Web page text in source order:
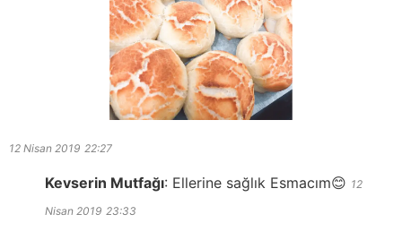
12 Nisan 2019 22:27
Kevserin Mutfağı: Ellerine sağlık Esmacım😊 12
Nisan 2019 23:33